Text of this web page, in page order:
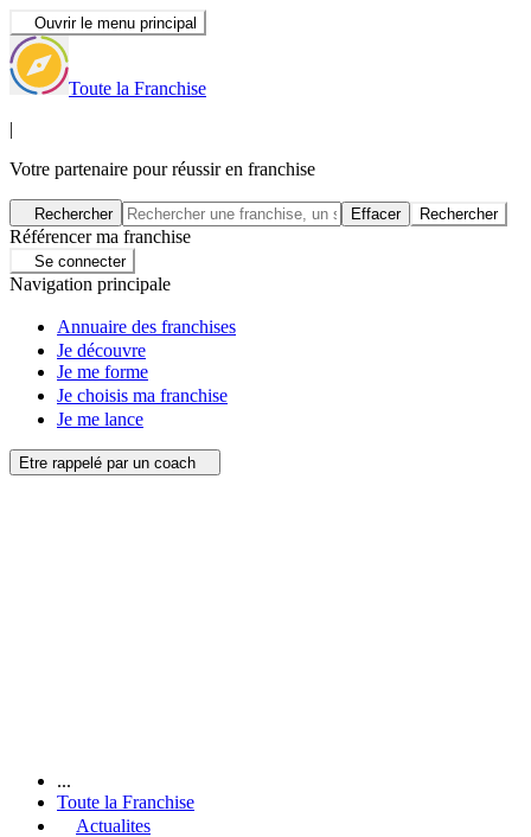
Ouvrir le menu principal
Toute la Franchise
|
Votre partenaire pour réussir en franchise
Rechercher Effacer Rechercher
Référencer ma franchise
Se connecter
Navigation principale
Annuaire des franchises
Je découvre
Je me forme
Je choisis ma franchise
Je me lance
Etre rappelé par un coach
...
Toute la Franchise
Actualites